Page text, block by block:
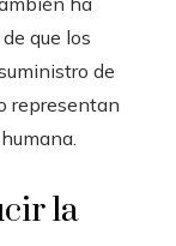
que los
de
representan
la